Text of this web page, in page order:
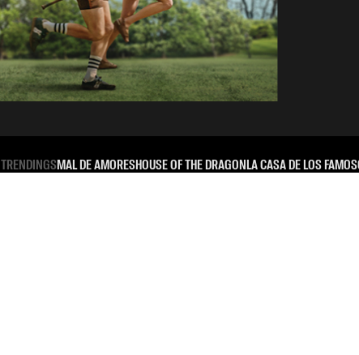
TRENDINGSMAL DE AMORESHOUSE OF THE DRAGONLA CASA DE LOS